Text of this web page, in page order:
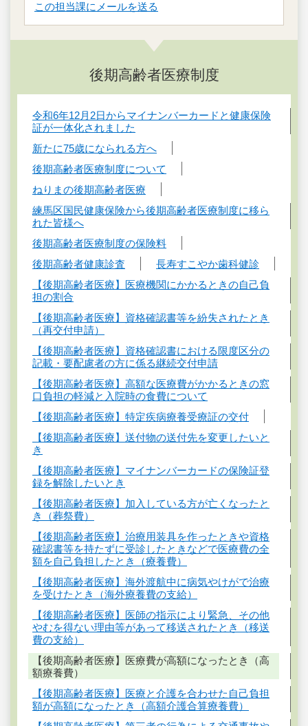
この担当課にメールを送る
後期高齢者医療制度
令和6年12月2日からマイナンバーカードと健康保険
証が一体化されました
新たに75歳になられる方へ
後期高齢者医療制度について
ねりまの後期高齢者医療
練馬区国民健康保険から後期高齢者医療制度に移ら
れた皆様へ
後期高齢者医療制度の保険料
後期高齢者健康診査
長寿すこやか歯科健診
【後期高齢者医療】医療機関にかかるときの自己負
担の割合
【後期高齢者医療】資格確認書等を紛失されたとき
（再交付申請）
【後期高齢者医療】資格確認書における限度区分の
記載・要配慮者の方に係る継続交付申請
【後期高齢者医療】高額な医療費がかかるときの窓
口負担の軽減と入院時の食費について
【後期高齢者医療】特定疾病療養受療証の交付
【後期高齢者医療】送付物の送付先を変更したいと
き
【後期高齢者医療】マイナンバーカードの保険証登
録を解除したいとき
【後期高齢者医療】加入している方が亡くなったと
き（葬祭費）
【後期高齢者医療】治療用装具を作ったときや資格
確認書等を持たずに受診したときなどで医療費の全
額を自己負担したとき（療養費）
【後期高齢者医療】海外渡航中に病気やけがで治療
を受けたとき（海外療養費の支給）
【後期高齢者医療】医師の指示により緊急、その他
やむを得ない理由等があって移送されたとき（移送
費の支給）
【後期高齢者医療】医療費が高額になったとき（高
額療養費）
【後期高齢者医療】医療と介護を合わせた自己負担
額が高額になったとき（高額介護合算療養費）